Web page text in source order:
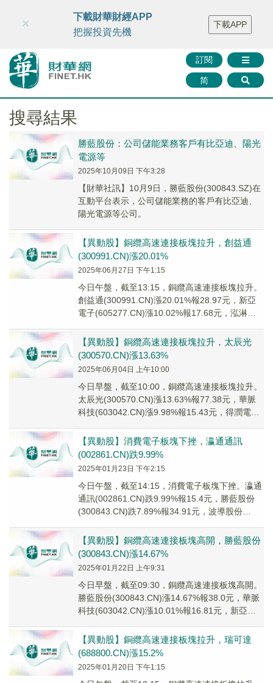
財華智庫網 FINTV FINMETA 財華證券 媒體矩陣
智庫沙龍
聯絡我們
訂閱
简
×
下載財華財經APP
把握投資先機
下載APP
搜尋結果
勝藍股份：公司儲能業務客戶有比亞迪、陽光
電源等
2025年10月09日 下午3:28
【財華社訊】10月9日，勝藍股份(300843.SZ)在
互動平台表示，公司儲能業務的客戶有比亞迪、
陽光電源等公司。
【異動股】銅纜高速連接板塊拉升，創益通
(300991.CN)漲20.01%
2025年06月27日 下午1:15
今日午盤，截至13:15，銅纜高速連接板塊拉升。
創益通(300991.CN)漲20.01%報28.97元，新亞
電子(605277.CN)漲10.02%報17.68元，泓淋電
【異動股】銅纜高速連接板塊拉升，太辰光
(300570.CN)漲13.63%
2025年06月04日 上午10:00
今日早盤，截至10:00，銅纜高速連接板塊拉升。
太辰光(300570.CN)漲13.63%報77.38元，華脈
科技(603042.CN)漲9.98%報15.43元，得潤電子
【異動股】消費電子板塊下挫，瀛通通訊
(002861.CN)跌9.99%
2025年01月23日 下午2:15
今日午盤，截至14:15，消費電子板塊下挫。瀛通
通訊(002861.CN)跌9.99%報15.4元，勝藍股份
(300843.CN)跌7.89%報34.91元，波導股份
【異動股】銅纜高速連接板塊高開，勝藍股份
(300843.CN)漲14.67%
2025年01月22日 上午9:31
今日早盤，截至09:30，銅纜高速連接板塊高開。
勝藍股份(300843.CN)漲14.67%報38.0元，華脈
科技(603042.CN)漲10.01%報16.81元，新亞電
【異動股】銅纜高速連接板塊拉升，瑞可達
(688800.CN)漲15.2%
2025年01月20日 下午1:15